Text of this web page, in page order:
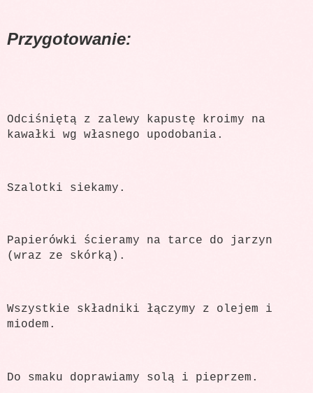
Przygotowanie:
Odciśniętą z zalewy kapustę kroimy na
kawałki wg własnego upodobania.
Szalotki siekamy.
Papierówki ścieramy na tarce do jarzyn
(wraz ze skórką).
Wszystkie składniki łączymy z olejem i
miodem.
Do smaku doprawiamy solą i pieprzem.